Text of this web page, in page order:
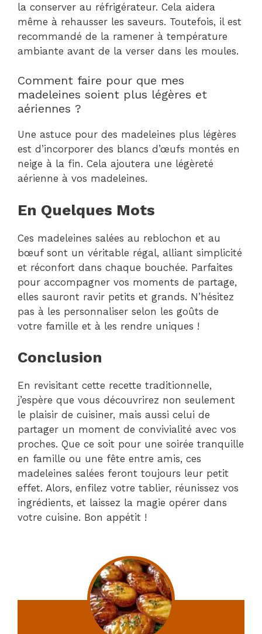
la conserver au réfrigérateur. Cela aidera
même à rehausser les saveurs. Toutefois, il est
recommandé de la ramener à température
ambiante avant de la verser dans les moules.
Comment faire pour que mes
madeleines soient plus légères et
aériennes ?
Une astuce pour des madeleines plus légères
est d’incorporer des blancs d’œufs montés en
neige à la fin. Cela ajoutera une légèreté
aérienne à vos madeleines.
En Quelques Mots
Ces madeleines salées au reblochon et au
bœuf sont un véritable régal, alliant simplicité
et réconfort dans chaque bouchée. Parfaites
pour accompagner vos moments de partage,
elles sauront ravir petits et grands. N’hésitez
pas à les personnaliser selon les goûts de
votre famille et à les rendre uniques !
Conclusion
En revisitant cette recette traditionnelle,
j’espère que vous découvrirez non seulement
le plaisir de cuisiner, mais aussi celui de
partager un moment de convivialité avec vos
proches. Que ce soit pour une soirée tranquille
en famille ou une fête entre amis, ces
madeleines salées feront toujours leur petit
effet. Alors, enfilez votre tablier, réunissez vos
ingrédients, et laissez la magie opérer dans
votre cuisine. Bon appétit !